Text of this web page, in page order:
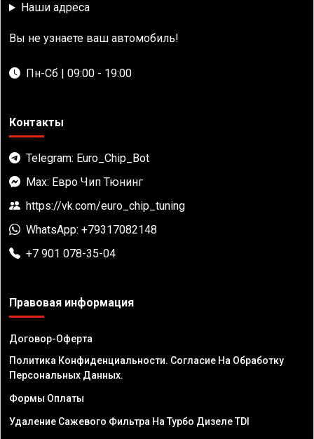
Наши адреса
Вы не узнаете ваш автомобиль!
Пн-Сб | 09:00 - 19:00
Контакты
Telegram: Euro_Chip_Bot
Max: Евро Чип Тюнинг
https://vk.com/euro_chip_tuning
WhatsApp: +79317082148
+7 901 078-35-04
Правовая информация
Договор-Оферта
Политика Конфиденциальности. Согласие На Обработку
Персональных Данных.
Формы Оплаты
Удаление Сажевого Фильтра На Турбо Дизеле TDI